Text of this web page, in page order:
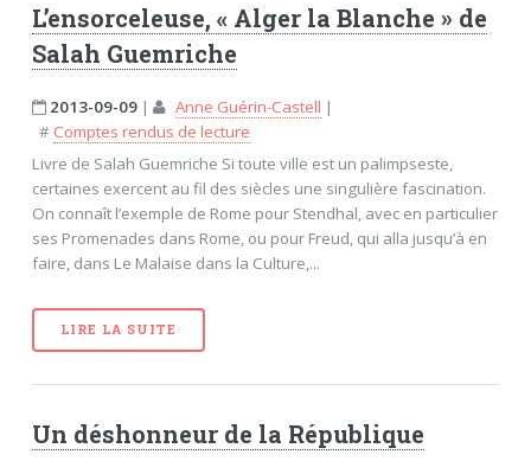
L’ensorceleuse, « Alger la Blanche » de
Salah Guemriche
2013-09-09| Anne Guérin-Castell |
# Comptes rendus de lecture
Livre de Salah Guemriche Si toute ville est un palimpseste,
certaines exercent au fil des siècles une singulière fascination.
On connaît l’exemple de Rome pour Stendhal, avec en particulier
ses Promenades dans Rome, ou pour Freud, qui alla jusqu’à en
faire, dans Le Malaise dans la Culture,...
LIRE LA SUITE
Un déshonneur de la République